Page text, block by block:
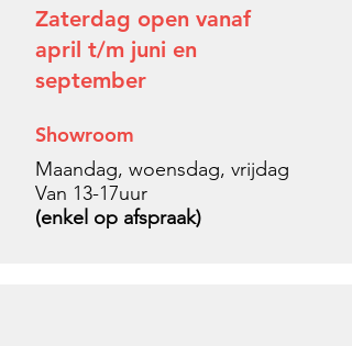
Zaterdag open vanaf
april t/m juni en
september
Showroom
Maandag, woensdag, vrijdag
Van 13-17uur
(enkel op afspraak)